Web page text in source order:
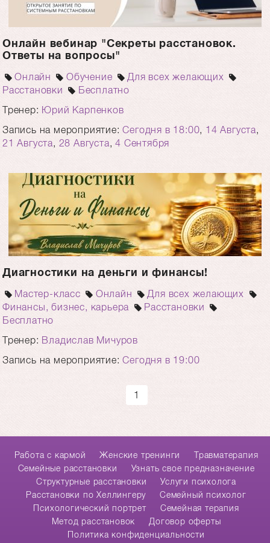
Онлайн вебинар "Секреты расстановок.
Ответы на вопросы"
Онлайн Обучение
Для всех желающих
Расстановки
Бесплатно
Тренер: Юрий Карпенков
Запись на мероприятие:Сегодня в 18:00, 14 Августа,
21 Августа, 28 Августа,4 Сентября
Диагностики на деньги и финансы!
Мастер-класс Онлайн
Для всех желающих
Финансы, бизнес, карьера
Расстановки
Бесплатно
Тренер: Владислав Мичуров
Запись на мероприятие:Сегодня в 19:00
1
Работа с кармой Женские тренинги
Травматерапия
Cемейные расстановки
Узнать свое предназначение
Структурные расстановки
Услуги психолога
Расстановки по Хеллингеру
Семейный психолог
Психологический портрет
Семейная терапия
Метод расстановок
Договор оферты
Политика конфиденциальности